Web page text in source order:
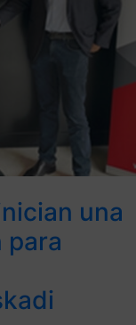
una
para